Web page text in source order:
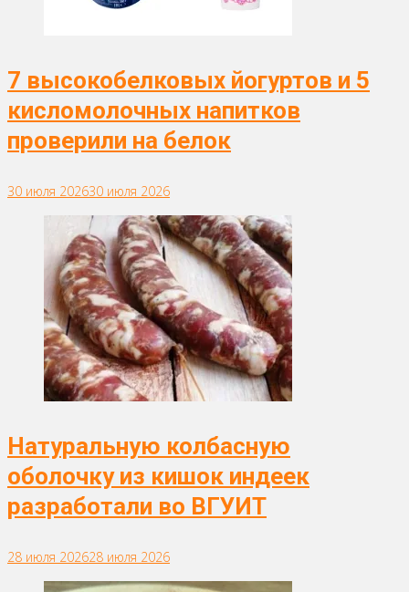
7 высокобелковых йогуртов и 5
кисломолочных напитков
проверили на белок
30 июля 202630 июля 2026
Натуральную колбасную
оболочку из кишок индеек
разработали во ВГУИТ
28 июля 202628 июля 2026